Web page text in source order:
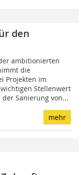
den
ambitionierten
die
Projekten im
Stellenwert
Sanierung von...
mehr